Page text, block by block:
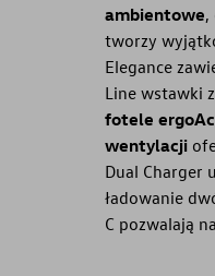
ambientowe,
tworzy
Elegance
Line wstawki
fotele
wentylacji
Dual Charger
ładowanie
C pozwalają